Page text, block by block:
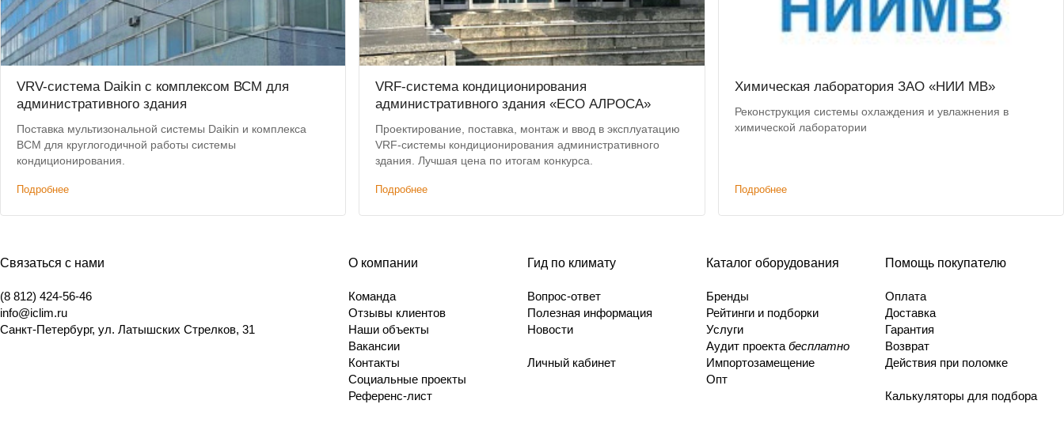
VRV-система Daikin с комплексом ВСМ для
административного здания
Поставка мультизональной системы Daikin и комплекса
ВСМ для круглогодичной работы системы
кондиционирования.
Подробнее
VRF-система кондиционирования
административного здания «ЕСО АЛРОСА»
Проектирование, поставка, монтаж и ввод в эксплуатацию
VRF-системы кондиционирования административного
здания. Лучшая цена по итогам конкурса.
Подробнее
Химическая лаборатория ЗАО «НИИ МВ»
Реконструкция системы охлаждения и увлажнения в
химической лаборатории
Подробнее
Связаться с нами
(8 812) 424-56-46
info@iclim.ru
Санкт-Петербург, ул. Латышских Стрелков, 31
О компании
Команда
Отзывы клиентов
Наши объекты
Вакансии
Контакты
Социальные проекты
Референс-лист
Гид по климату
Вопрос-ответ
Полезная информация
Новости
Личный кабинет
Каталог оборудования
Бренды
Рейтинги и подборки
Услуги
Аудит проекта бесплатно
Импортозамещение
Опт
Помощь покупателю
Оплата
Доставка
Гарантия
Возврат
Действия при поломке
Калькуляторы для подбора